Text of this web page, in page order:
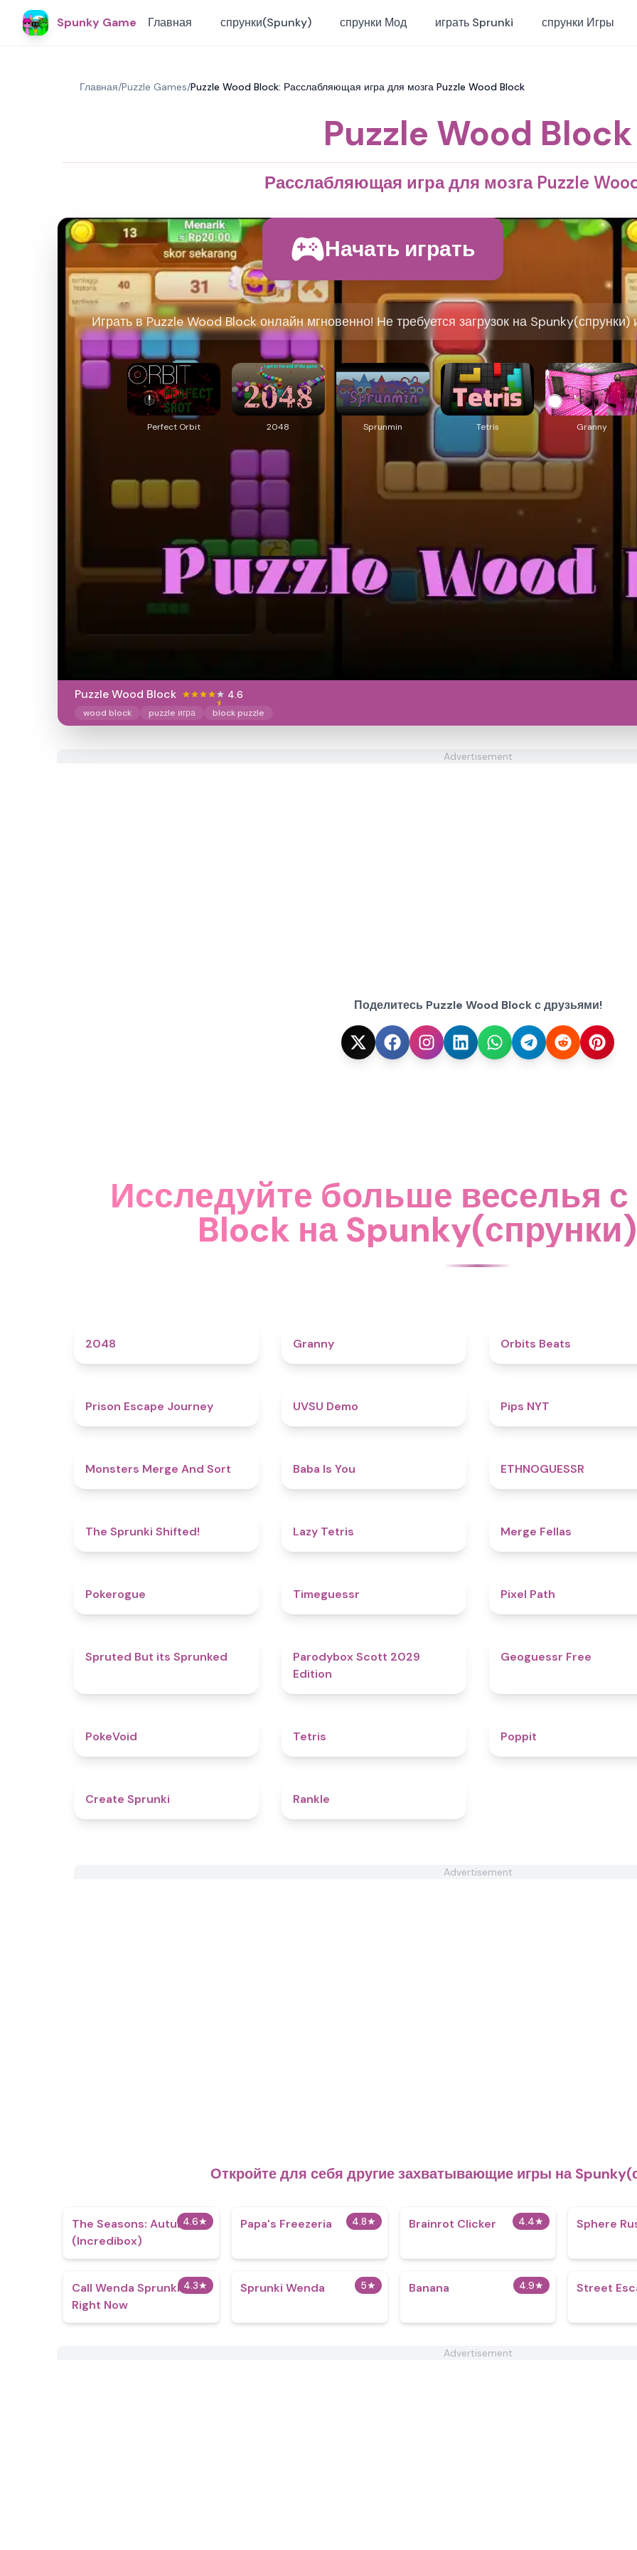
Spunky Game Главная спрунки(Spunky) спрунки Мод играть Sprunki спрунки Игры
Главная/Puzzle Games/Puzzle Wood Block: Расслабляющая игра для мозга Puzzle Wood Block
Puzzle Wood Block
Расслабляющая игра для мозга Puzzle
Начать играть
Играть в Puzzle Wood Block онлайн мгновенно! Не требуется загрузок на Spunky(спрунки)
Perfect Orbit 2048 Sprunmin Tetris Granny
Puzzle Wood Block 4.6
wood block puzzle игра block puzzle
Advertisement
Поделитесь Puzzle Wood Block с друзьями!
Исследуйте больше веселья с
Block на
2048 Granny Orbits Beats
Prison Escape Journey UVSU Demo Pips NYT
Monsters Merge And Sort Baba Is You ETHNOGUESSR
The Sprunki Shifted! Lazy Tetris Merge Fellas
Pokerogue Timeguessr Pixel Path
Spruted But its Sprunked
Parodybox Scott 2029
Edition
Geoguessr Free
PokeVoid​ Tetris Poppit​
Create Sprunki​ Rankle
Advertisement
Откройте для себя другие захватывающие игры на
4.6★
The Seasons: Autumn
(Incredibox)
4.8★
Papa's Freezeria 4.4★
Brainrot Clicker Sphere
4.3★
Call Wenda Sprunki
Right Now
5★
Sprunki Wenda 4.9★
Banana Street
Advertisement